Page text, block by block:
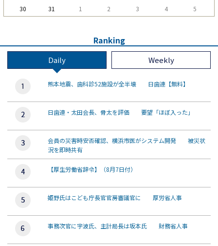
30
31 1 2 3 4 5
Ranking
Daily Weekly
熊本地震、歯科診52施設が全半壊 日歯連【無料】
日歯連・太田会長、骨太を評価 要望「ほぼ入った」
会員の災害時安否確認、横浜市医がシステム開発 被災状
況を即時共有
【厚生労働省辞令】（8月7日付）
姫野氏はこども庁長官官房審議官に 厚労省人事
事務次官に宇波氏、主計局長は坂本氏 財務省人事